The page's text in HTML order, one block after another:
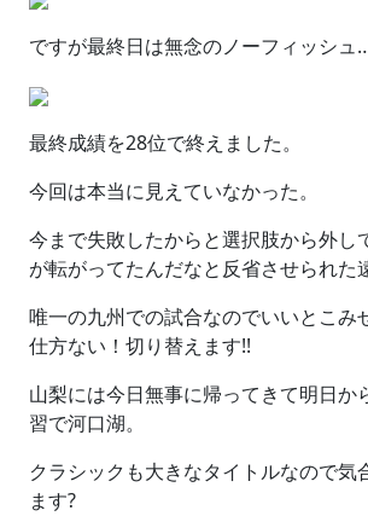
ですが最終日は無念のノーフィッシュ…
最終成績を28位で終えました。
今回は本当に見えていなかった。
今まで失敗したからと選択肢から外し
が転がってたんだなと反省させられた
唯一の九州での試合なのでいいとこみ
仕方ない！切り替えます!!
山梨には今日無事に帰ってきて明日か
習で河口湖。
クラシックも大きなタイトルなので気
ます?